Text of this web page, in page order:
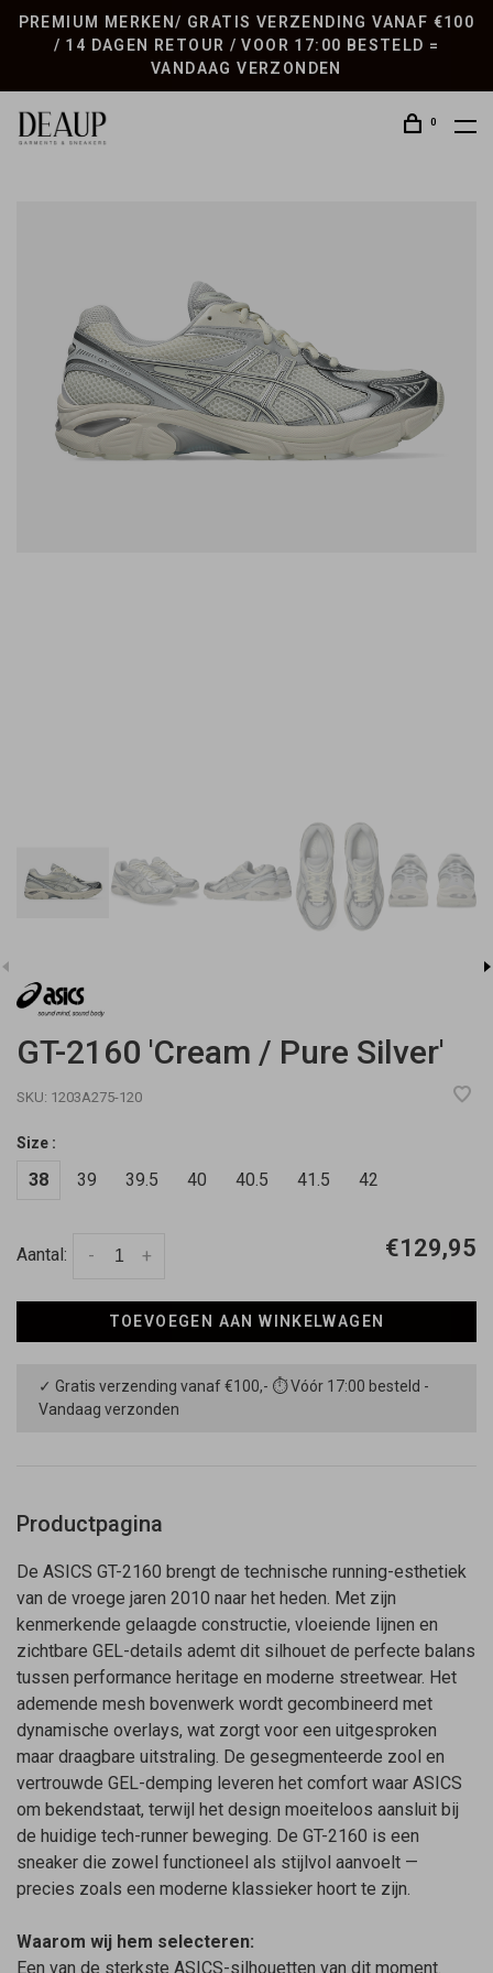
PREMIUM MERKEN/ GRATIS VERZENDING VANAF €100
/ 14 DAGEN RETOUR / VOOR 17:00 BESTELD =
VANDAAG VERZONDEN
0
GT-2160 'Cream / Pure Silver'
SKU: 1203A275-120
Size :
38 39 39.5 40 40.5 41.5 42
Aantal: +
- €129,95
TOEVOEGEN AAN WINKELWAGEN
✓ Gratis verzending vanaf €100,- ⏱ Vóór 17:00 besteld -
Vandaag verzonden
Productpagina
De ASICS GT-2160 brengt de technische running-esthetiek
van de vroege jaren 2010 naar het heden. Met zijn
kenmerkende gelaagde constructie, vloeiende lijnen en
zichtbare GEL-details ademt dit silhouet de perfecte balans
tussen performance heritage en moderne streetwear. Het
ademende mesh bovenwerk wordt gecombineerd met
dynamische overlays, wat zorgt voor een uitgesproken
maar draagbare uitstraling. De gesegmenteerde zool en
vertrouwde GEL-demping leveren het comfort waar ASICS
om bekendstaat, terwijl het design moeiteloos aansluit bij
de huidige tech-runner beweging. De GT-2160 is een
sneaker die zowel functioneel als stijlvol aanvoelt —
precies zoals een moderne klassieker hoort te zijn.
Waarom wij hem selecteren:
Een van de sterkste ASICS-silhouetten van dit moment.